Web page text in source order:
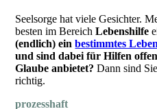
Seelsorge hat viele Gesichter.
besten im BereichLebenshilfe
(endlich) einbestimmtes
und sind dabei für Hilfen
Glaube anbietet?Dann sind
richtig.
prozesshaft